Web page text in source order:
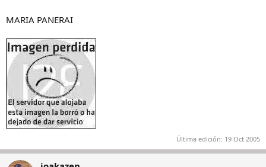
MARIA PANERAI
Última edición: 19 Oct 2005